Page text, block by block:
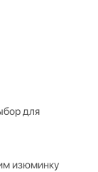
для
изюминку